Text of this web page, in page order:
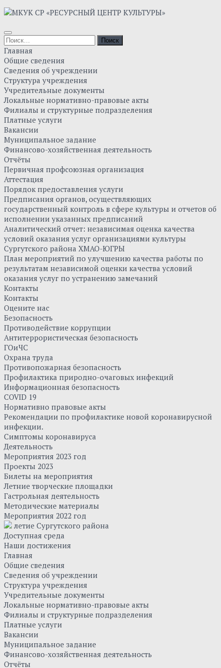
Skip
content
Найти:
Главная
Общие сведения
Сведения об учреждении
Структура учреждения
Учредительные документы
Локальные нормативно-правовые акты
Филиалы и структурные подразделения
Платные услуги
Вакансии
Муниципальное задание
Финансово-хозяйственная деятельность
Отчёты
Первичная профсоюзная организация
Аттестация
Порядок предоставления услуги
Предписания органов, осуществляющих
государственный контроль в сфере культуры и отчетов об
исполнении указанных предписаний
Аналитический отчет: независимая оценка качества
условий оказания услуг организациями культуры
Сургутского района ХМАО-ЮГРЫ
План мероприятий по улучшению качества работы по
результатам независимой оценки качества условий
оказания услуг по устранению замечаний
Контакты
Контакты
Оцените нас
Безопасность
Противодействие коррупции
Антитеррористическая безопасность
ГОиЧС
Охрана труда
Противопожарная безопасность
Профилактика природно-очаговых инфекций
Информационная безопасность
COVID 19
Нормативно правовые акты
Рекомендации по профилактике новой коронавирусной
инфекции.
Симптомы коронавируса
Деятельность
Мероприятия 2023 год
Проекты 2023
Билеты на мероприятия
Летние творческие площадки
Гастрольная деятельность
Методические материалы
Мероприятия 2022 год
летие Сургутского района
Доступная среда
Наши достижения
Главная
Общие сведения
Сведения об учреждении
Структура учреждения
Учредительные документы
Локальные нормативно-правовые акты
Филиалы и структурные подразделения
Платные услуги
Вакансии
Муниципальное задание
Финансово-хозяйственная деятельность
Отчёты